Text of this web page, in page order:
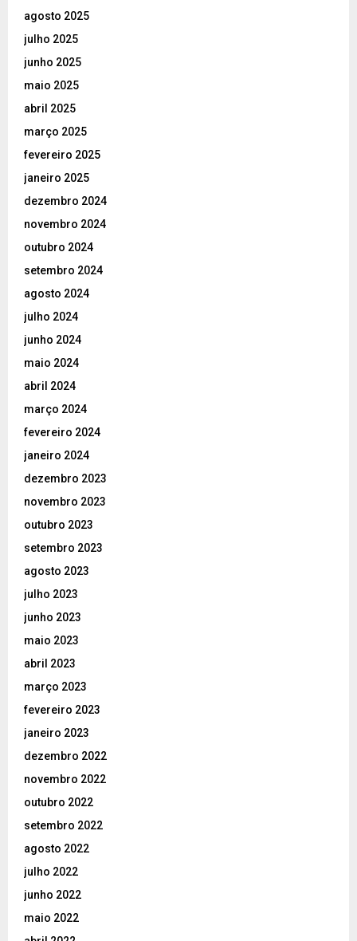
agosto 2025
julho 2025
junho 2025
maio 2025
abril 2025
março 2025
fevereiro 2025
janeiro 2025
dezembro 2024
novembro 2024
outubro 2024
setembro 2024
agosto 2024
julho 2024
junho 2024
maio 2024
abril 2024
março 2024
fevereiro 2024
janeiro 2024
dezembro 2023
novembro 2023
outubro 2023
setembro 2023
agosto 2023
julho 2023
junho 2023
maio 2023
abril 2023
março 2023
fevereiro 2023
janeiro 2023
dezembro 2022
novembro 2022
outubro 2022
setembro 2022
agosto 2022
julho 2022
junho 2022
maio 2022